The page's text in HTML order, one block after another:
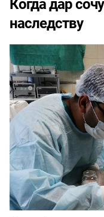
Когда дар
наследству